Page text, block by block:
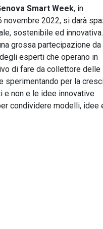
Smart Week, in
novembre 2022, si darà
sostenibile ed
grossa partecipazione da
esperti che operano in
di fare da collettore delle
sperimentando per la
non e le idee innovative
condividere modelli, idee